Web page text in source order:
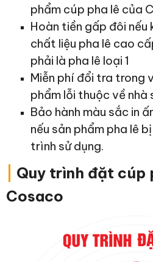
phẩm cúp pha lê của
Hoàn tiền gấp đôi nếu
chất liệu pha lê cao
phải là pha lê loại 1
Miễn phí đổi tra trong
phẩm lỗi thuộc về nhà
Bảo hành màu sắc in
nếu sản phẩm pha lê
trình sử dụng.
Quy trình đặt cúp
Cosaco